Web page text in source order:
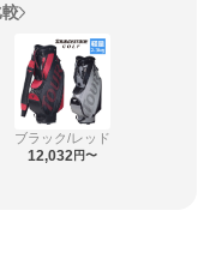
ブラック/レッド
12,032円〜